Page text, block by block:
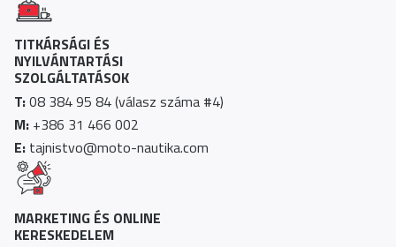
TITKÁRSÁGI ÉS
NYILVÁNTARTÁSI
SZOLGÁLTATÁSOK
T:08 384 95 84 (válasz száma #4)
M: +386 31 466 002
E: tajnistvo@moto-nautika.com
MARKETING ÉS ONLINE
KERESKEDELEM